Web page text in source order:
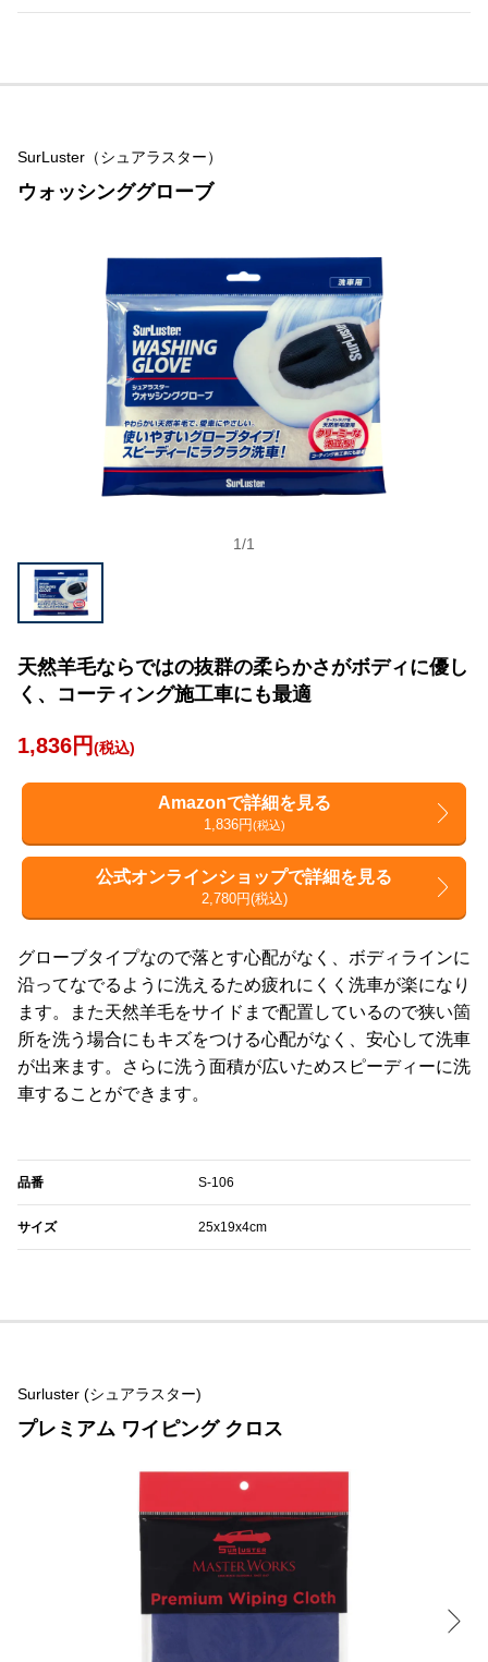
SurLuster（シュアラスター）
ウォッシンググローブ
1/1
天然羊毛ならではの抜群の柔らかさがボディに優し
く、コーティング施工車にも最適
1,836円(税込)
Amazonで詳細を見る
1,836円(税込)
公式オンラインショップで詳細を見る
2,780円(税込)
グローブタイプなので落とす心配がなく、ボディラインに
沿ってなでるように洗えるため疲れにくく洗車が楽になり
ます。また天然羊毛をサイドまで配置しているので狭い箇
所を洗う場合にもキズをつける心配がなく、安心して洗車
が出来ます。さらに洗う面積が広いためスピーディーに洗
車することができます。
品番 S-106
サイズ 25x19x4cm
Surluster (シュアラスター)
プレミアム ワイピング クロス